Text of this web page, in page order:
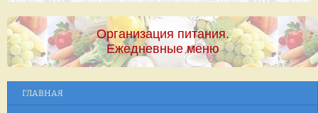
Организация питания.
Ежедневные меню
ГЛАВНАЯ